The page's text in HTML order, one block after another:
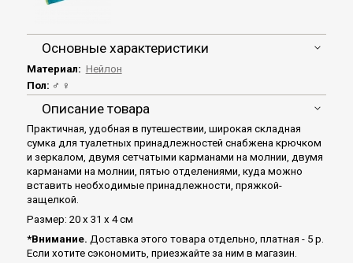
Основные характеристики
Материал: Нейлон
Пол: ♂ ♀
Описание товара
Практичная, удобная в путешествии, широкая складная
сумка для туалетных принадлежностей снабжена крючком
и зеркалом, двумя сетчатыми карманами на молнии, двумя
карманами на молнии, пятью отделениями, куда можно
вставить необходимые принадлежности, пряжкой-
защелкой.
Размер: 20 х 31 х 4 см
*Внимание. Доставка этого товара отдельно, платная - 5 р.
Если хотите сэкономить, приезжайте за ним в магазин.